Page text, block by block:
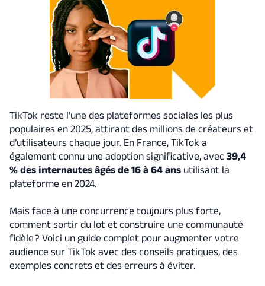
TikTok reste l’une des plateformes sociales les plus
populaires en 2025, attirant des millions de créateurs et
d’utilisateurs chaque jour. En France, TikTok a
également connu une adoption significative, avec 39,4
% des internautes âgés de 16 à 64 ansutilisant la
plateforme en 2024.
Mais face à une concurrence toujours plus forte,
comment sortir du lot et construire une communauté
fidèle ? Voici un guide complet pour augmenter votre
audience sur TikTok avec des conseils pratiques, des
exemples concrets et des erreurs à éviter.